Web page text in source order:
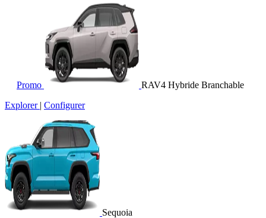
Promo
RAV4 Hybride Branchable
Explorer | Configurer
Sequoia